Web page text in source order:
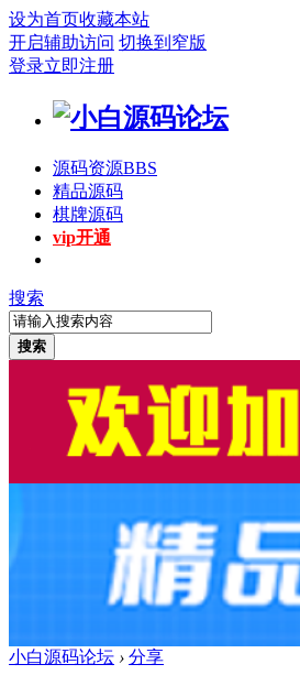
设为首页收藏本站
开启辅助访问 切换到窄版
登录立即注册
源码资源BBS
精品源码
棋牌源码
vip开通
搜索
搜索
小白源码论坛 › 分享